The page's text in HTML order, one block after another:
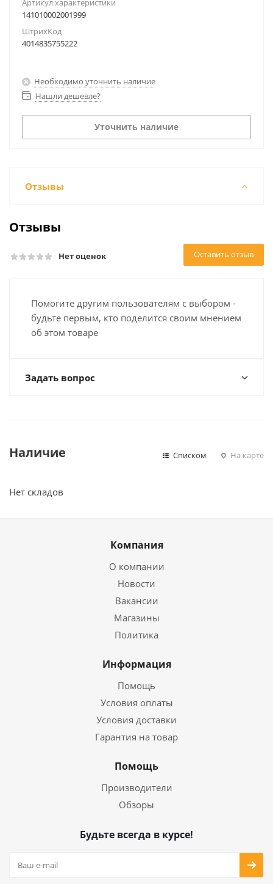
Артикул характеристики
141010002001999
ШтрихКод
4014835755222
Необходимо уточнить наличие
Нашли дешевле?
Уточнить наличие
Отзывы
Отзывы
Нет оценок Оставить отзыв
Помогите другим пользователям с выбором -
будьте первым, кто поделится своим мнением
об этом товаре
Задать вопрос
Наличие Списком На карте
Нет складов
Компания
О компании
Новости
Вакансии
Магазины
Политика
Информация
Помощь
Условия оплаты
Условия доставки
Гарантия на товар
Помощь
Производители
Обзоры
Будьте всегда в курсе!